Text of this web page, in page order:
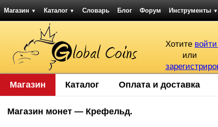
Магазин ▼ Каталог ▼ Словарь Блог Форум Инструменты ▼
Хотите
или
Магазин Каталог Оплата и доставка
Магазин монет — Крефельд.